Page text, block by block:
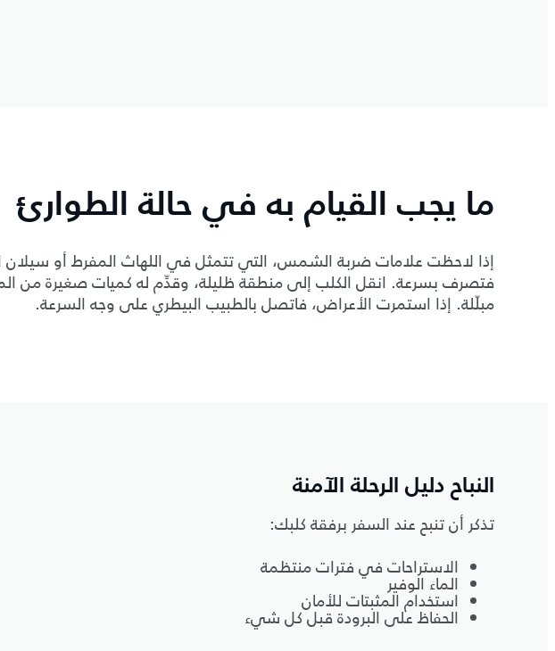
ما يجب القيام به في حالة الطوارئ
إذا لاحظت علامات ضربة الشمس، التي تتمثل في اللهاث المفرط أو سيلان
فتصرف بسرعة. انقل الكلب إلى منطقة ظليلة، وقدِّم له كميات صغيرة من
مبلّلة. إذا استمرت الأعراض، فاتصل بالطبيب البيطري على وجه السرعة.
النباح دليل الرحلة الآمنة
تذكر أن تنبح عند السفر برفقة كلبك:
الاستراحات في فترات منتظمة
الماء الوفير
استخدام المثبتات للأمان
الحفاظ على البرودة قبل كل شيء